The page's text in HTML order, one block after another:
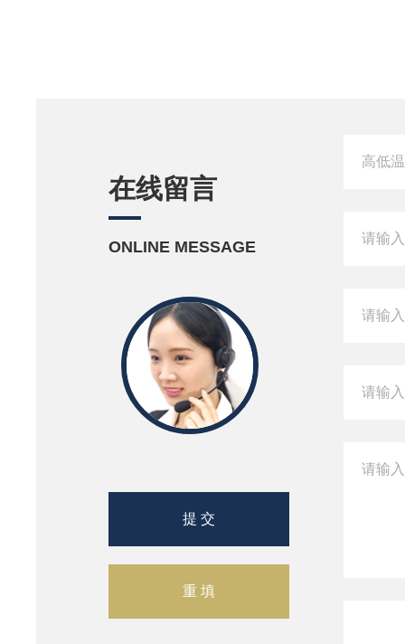
在线留言
ONLINE MESSAGE